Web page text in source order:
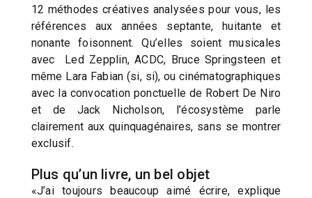
12 méthodes créatives analysées pour vous, les
références aux années septante, huitante et
nonante foisonnent. Qu’elles soient musicales
avec Led Zepplin, ACDC, Bruce Springsteen et
même Lara Fabian (si, si), ou cinématographiques
avec la convocation ponctuelle de Robert De Niro
et de Jack Nicholson, l’écosystème parle
clairement aux quinquagénaires, sans se montrer
exclusif.
Plus qu’un livre, un bel objet
«J’ai toujours beaucoup aimé écrire, explique